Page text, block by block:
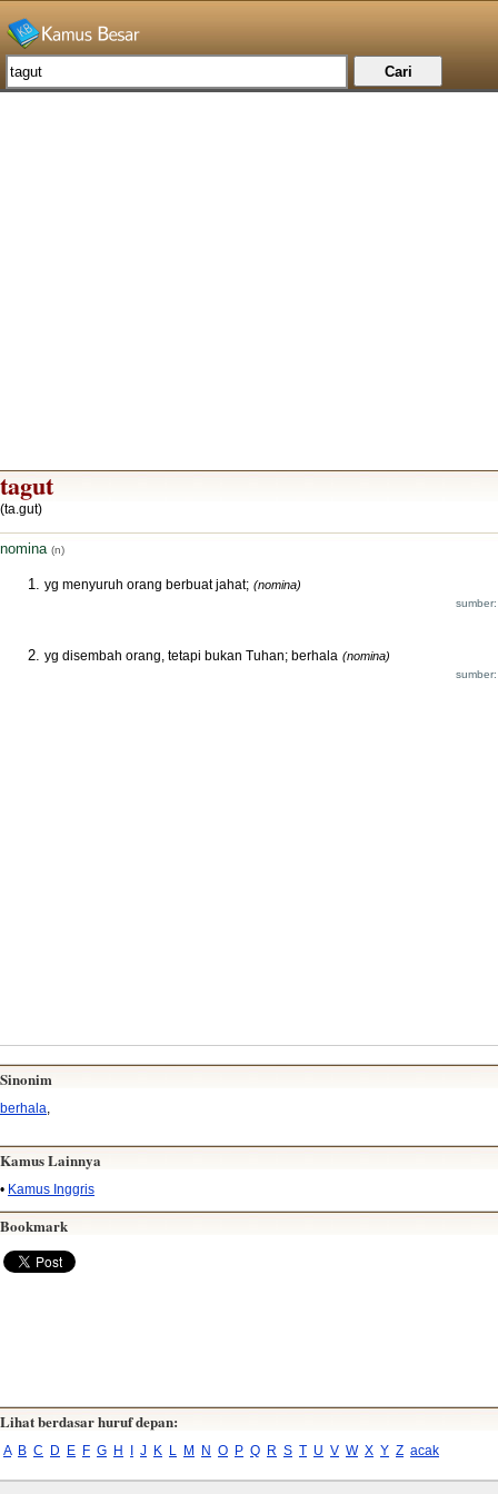
tagut
(ta.gut)
nomina (n)
yg menyuruh orang berbuat jahat; (nomina)
yg disembah orang, tetapi bukan Tuhan; berhala (nomina)
Sinonim
berhala
Kamus Lainnya
• Kamus Inggris
Bookmark
Lihat berdasar huruf depan:
A B C D E F G H J K L M N O P Q R S T U V W X Y Z acak